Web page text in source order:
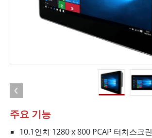
주요 기능
10.1인치 1280 x 800 PCAP 터치스크린